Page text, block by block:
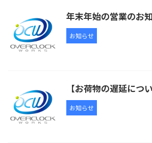
年末年始の営業のお
お知らせ
【お荷物の遅延につい
お知らせ